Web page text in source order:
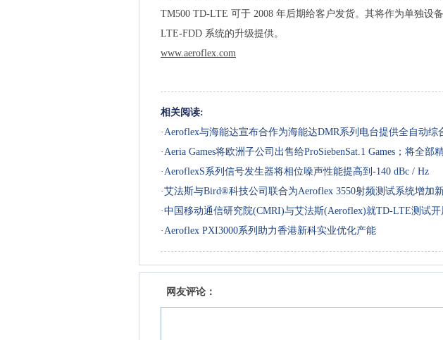
TM500 TD-LTE 可于 2008 年后期给客户发货。其将作为单独设
LTE-FDD 系统的升级提供。
www.aeroflex.com
相关阅读:
·Aeroflex与海能达宣布合作为海能达DMR系列电台提供全自动综
整自动化软件
·Aeria Games将欧洲子公司出售给ProSiebenSat.1 Games；将全部
动游戏开发和发行业务上
·AeroflexS系列信号发生器将相位噪声性能提高到-140 dBc / Hz
·艾法斯与Bird®科技公司联合为Aeroflex 3550射频测试系统增加
·中国移动通信研究院(CMRI)与艾法斯(Aeroflex)就TD-LTE测试
·Aeroflex PXI3000系列助力香港新科实业优化产能
网友评论：